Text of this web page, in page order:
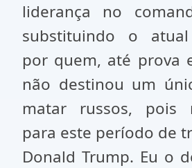
liderança no
substituindo o
por quem, até prova
não destinou um
matar russos, pois
para este período de
Donald Trump. Eu o